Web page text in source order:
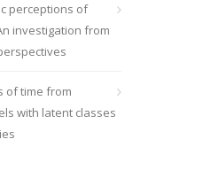
perceptions of
investigation from
of time from
with latent classes